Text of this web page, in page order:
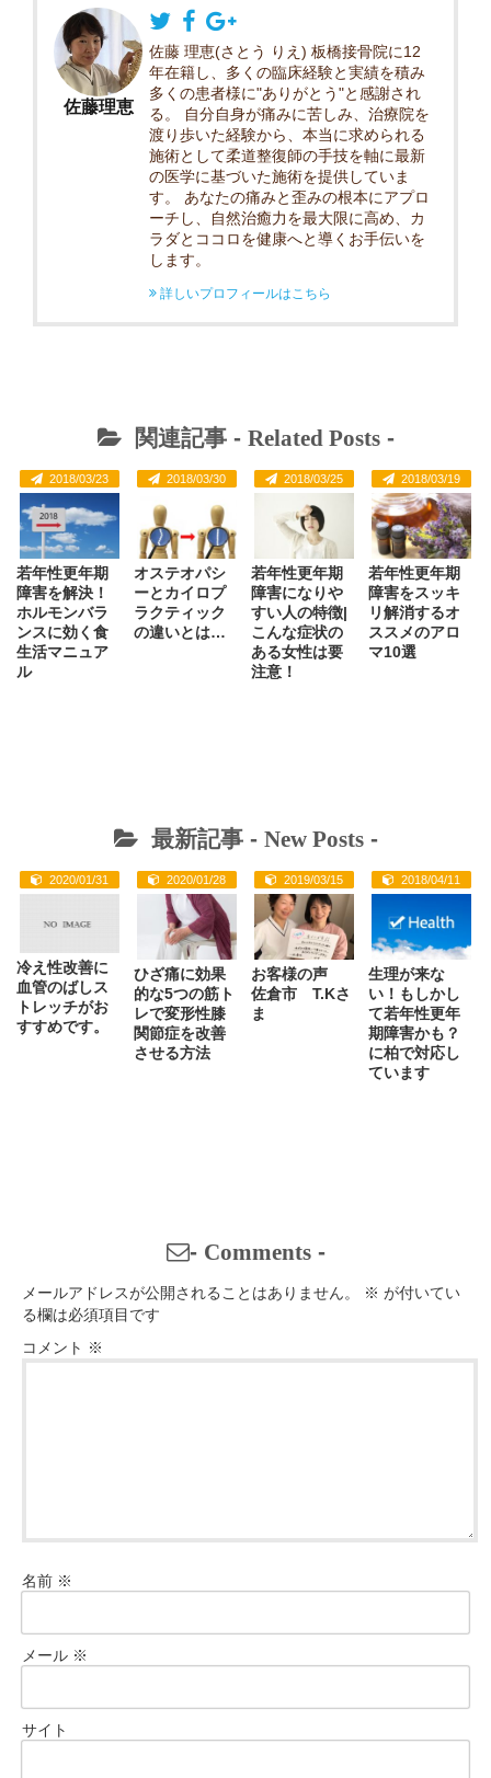
佐藤理恵
佐藤 理恵(さとう りえ) 板橋接骨院に12
年在籍し、多くの臨床経験と実績を積み
多くの患者様に"ありがとう"と感謝され
る。 自分自身が痛みに苦しみ、治療院を
渡り歩いた経験から、本当に求められる
施術として柔道整復師の手技を軸に最新
の医学に基づいた施術を提供していま
す。 あなたの痛みと歪みの根本にアプロ
ーチし、自然治癒力を最大限に高め、カ
ラダとココロを健康へと導くお手伝いを
します。
詳しいプロフィールはこちら
関連記事 - Related Posts-
2018/03/23
若年性更年期
障害を解決！
ホルモンバラ
ンスに効く食
生活マニュア
ル
2018/03/30
オステオパシ
ーとカイロプ
ラクティック
の違いとは…
2018/03/25
若年性更年期
障害になりや
すい人の特徴|
こんな症状の
ある女性は要
注意！
2018/03/19
若年性更年期
障害をスッキ
リ解消するオ
ススメのアロ
マ10選
最新記事 - New Posts-
2020/01/31
冷え性改善に
血管のばしス
トレッチがお
すすめです。
2020/01/28
ひざ痛に効果
的な5つの筋ト
レで変形性膝
関節症を改善
させる方法
2019/03/15
お客様の声
佐倉市 T.Kさ
ま
2018/04/11
生理が来な
い！もしかし
て若年性更年
期障害かも？
に柏で対応し
ています
- Comments-
メールアドレスが公開されることはありません。 ※ が付いてい
る欄は必須項目です
コメント ※
名前 ※
メール ※
サイト